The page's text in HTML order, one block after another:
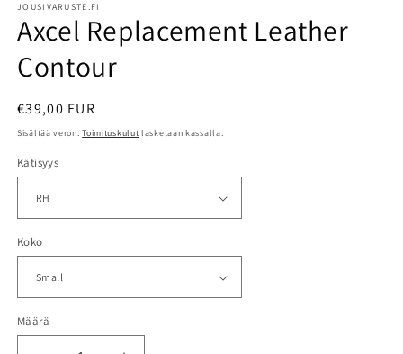
1
modaalisessa
ikkunassa
JOUSIVARUSTE.FI
Axcel Replacement Leather
Contour
Normaalihinta
€39,00 EUR
Sisältää veron.Toimituskulut lasketaan kassalla.
Kätisyys
Koko
Määrä